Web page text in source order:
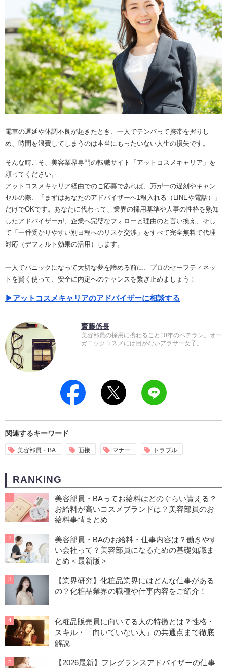
電車の遅延や体調不良が起きたとき、一人でテンパって携帯を握りし
め、時間を浪費してしまうのは本当にもったいない人生の損失です。
そんな時こそ、美容業界専門の転職サイト「アットコスメキャリア」を
頼ってください。
アットコスメキャリア経由でのご応募であれば、万が一の遅刻やキャン
セルの際、「まずはあなたのアドバイザーへ1報入れる（LINEや電話）」
だけでOKです。あなたに代わって、業界の採用基準や人事の性格を熟知
したアドバイザーが、企業へ完璧なフォローと理由のと言い換え、そし
て「一番受かりやすい別日程へのリスケ交渉」をすべて完全無料で代理
対応（デフォルト効果の活用）します。
一人でパニックになって大切な夢を諦める前に、プロのセーフティネッ
トを賢く使って、安全に内定へのチャンスを繋ぎ止めましょう！
▶アットコスメキャリアのアドバイザーに相談する
齋藤係長
美容部員の採用に携わること10年のベテラン。オー
ガニックコスメには目がないアラサー女子。
関連するキーワード
美容部員・BA 面接 マナー トラブル
RANKING
1
美容部員・BAってお給料はどのぐらい貰える？
お給料が高いコスメブランドは？美容部員のお
給料事情まとめ
2
美容部員・BAのお給料・仕事内容は？働きやす
い会社って？美容部員になるための基礎知識ま
とめ＜最新版＞
3
【業界研究】化粧品業界にはどんな仕事がある
の？化粧品業界の職種や仕事内容をご紹介！
4
化粧品販売員に向いてる人の特徴とは？性格・
スキル・「向いていない人」の共通点まで徹底
解説
5
【2026最新】フレグランスアドバイザーの仕事